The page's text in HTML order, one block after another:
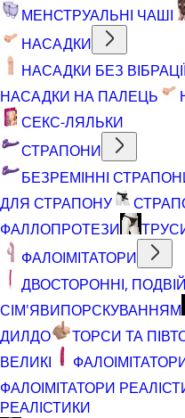
МЕНСТРУАЛЬНІ ЧАШІ
НАСАДКИ
НАСАДКИ БЕЗ
НАСАДКИ НА ПАЛЕЦЬ
СЕКС-ЛЯЛЬКИ
СТРАПОНИ
БЕЗРЕМІННІ
ДЛЯ СТРАПОНУ
ФАЛЛОПРОТЕЗИ
ФАЛОІМІТАТОРИ
ДВОСТОРОННІ,
СІМ'ЯВИПОРСКУВАННЯМ
ДИЛДО
ТОРСИ ТА
ВЕЛИКІ
ФАЛОІМІТАТОРИ
РЕАЛІСТИКИ